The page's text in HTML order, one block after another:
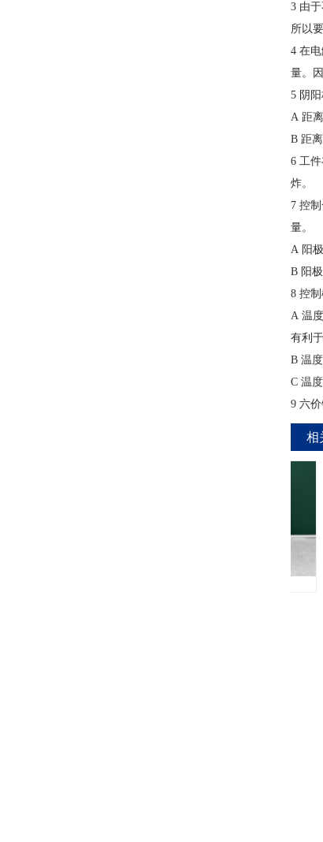
3 由
所以
4 在
量。
5 阴
A 距
B 距
6 工
炸。
7 控
量。
A 阳
B 阳
8 控
A 温
有利
B 温
C 温
9 六
相